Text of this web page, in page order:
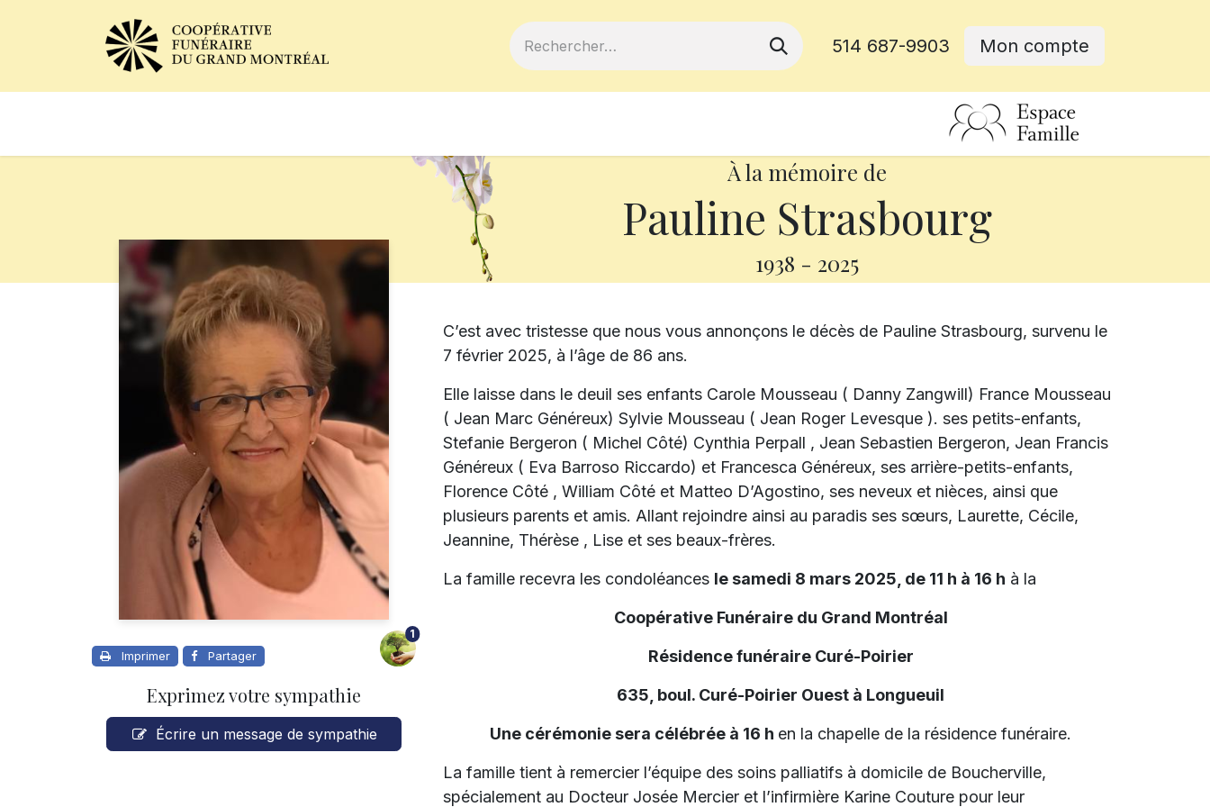
514 687-9903 Mon compte
À la mémoire de
Pauline Strasbourg
1938 - 2025
Imprimer Partager
1
Exprimez votre sympathie
Écrire un message de sympathie
C’est avec tristesse que nous vous annonçons le décès de Pauline Strasbourg, survenu le
7 février 2025, à l’âge de 86 ans.
Elle laisse dans le deuil ses enfants Carole Mousseau ( Danny Zangwill) France Mousseau
( Jean Marc Généreux) Sylvie Mousseau ( Jean Roger Levesque ). ses petits-enfants,
Stefanie Bergeron ( Michel Côté) Cynthia Perpall , Jean Sebastien Bergeron, Jean Francis
Généreux ( Eva Barroso Riccardo) et Francesca Généreux, ses arrière-petits-enfants,
Florence Côté , William Côté et Matteo D’Agostino, ses neveux et nièces, ainsi que
plusieurs parents et amis. Allant rejoindre ainsi au paradis ses sœurs, Laurette, Cécile,
Jeannine, Thérèse , Lise et ses beaux-frères.
La famille recevra les condoléances le samedi 8 mars 2025, de 11 h à 16 h à la
Coopérative Funéraire du Grand Montréal
Résidence funéraire Curé-Poirier
635, boul. Curé-Poirier Ouest à Longueuil
Une cérémonie sera célébrée à 16 h en la chapelle de la résidence funéraire.
La famille tient à remercier l’équipe des soins palliatifs à domicile de Boucherville,
spécialement au Docteur Josée Mercier et l’infirmière Karine Couture pour leur